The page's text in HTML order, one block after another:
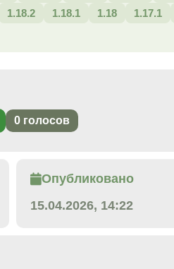
1.18.2 1.18.1 1.18 1.17.1
0 голосов
Опубликовано
15.04.2026, 14:22